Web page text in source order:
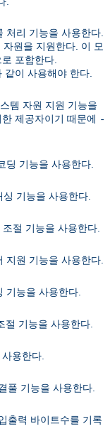
처리 기능을 사용한다.
원을 지원한다. 이 모
포함한다.
같이 사용해야 한다.
템 자원 지원 기능을
제공자이기 때문에 -
딩 기능을 사용한다.
기능을 사용한다.
절 기능을 사용한다.
지원 기능을 사용한다.
기능을 사용한다.
절 기능을 사용한다.
용한다.
풀 기능을 사용한다.
출력 바이트수를 기록